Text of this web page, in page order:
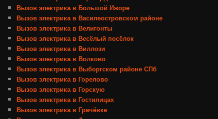
Вызов электрика в Большой Ижоре
Вызов электрика в Василеостровском районе
Вызов электрика в Велигонты
Вызов электрика в Весёлый посёлок
Вызов электрика в Виллози
Вызов электрика в Волково
Вызов электрика в Выборгском районе СПб
Вызов электрика в Горелово
Вызов электрика в Горскую
Вызов электрика в Гостилицах
Вызов электрика в Грачёвке